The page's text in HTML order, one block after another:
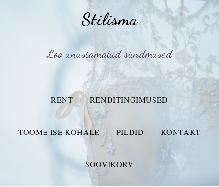
Stilisma
Loo unustamatud sündmused
RENT RENDITINGIMUSED
TOOME ISE KOHALE PILDID KONTAKT
SOOVIKORV